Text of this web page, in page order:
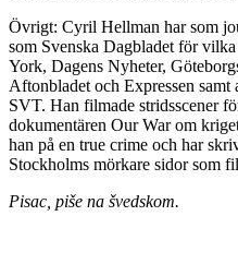
Övrigt: Cyril Hellman har som
som Svenska Dagbladet för
York, Dagens Nyheter,
Aftonbladet och Expressen
SVT. Han filmade stridsscener
dokumentären Our War om
han på en true crime och har
Stockholms mörkare sidor som
Pisac, piše na švedskom.